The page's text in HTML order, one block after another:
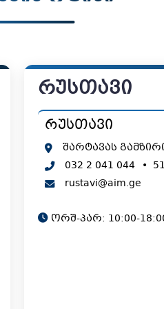
რუსთავი
რუსთავი
შარტავას
032 2 041 044 •
rustavi@aim.ge
ორშ-პარ: 10:00-